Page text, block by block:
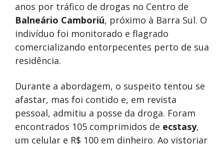
anos por tráfico de drogas no Centro de
Balneário Camboriú, próximo à Barra Sul. O
indivíduo foi monitorado e flagrado
comercializando entorpecentes perto de sua
residência.
Durante a abordagem, o suspeito tentou se
afastar, mas foi contido e, em revista
pessoal, admitiu a posse da droga. Foram
encontrados 105 comprimidos de ecstasy,
um celular e R$ 100 em dinheiro. Ao vistoriar